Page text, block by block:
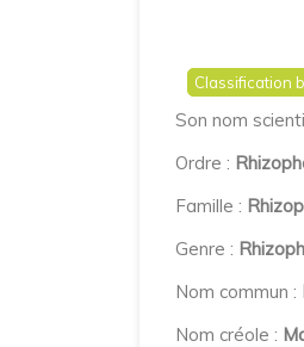
Classification
Son nom
Ordre :
Famille :
Genre :
Nom commun :
Nom créole :